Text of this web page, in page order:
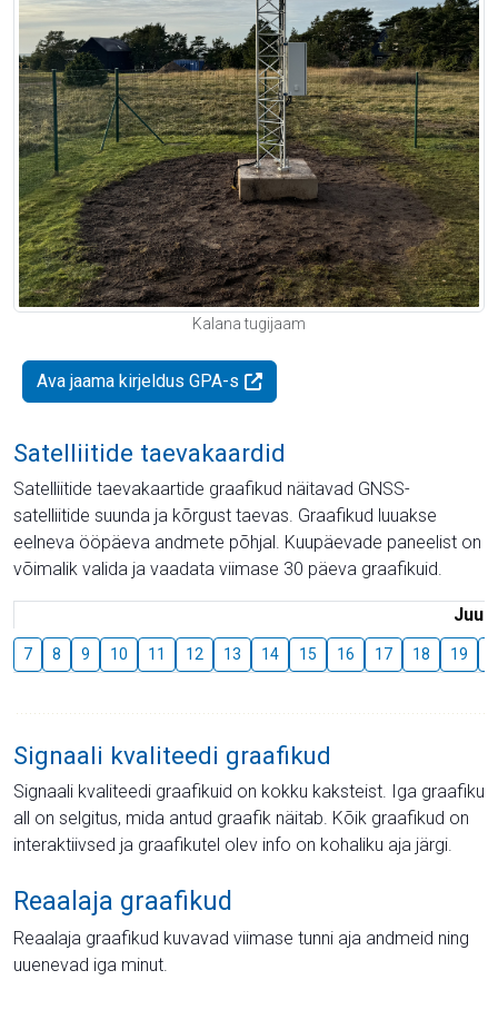
Kalana tugijaam
Ava jaama kirjeldus GPA-s
Satelliitide taevakaardid
Satelliitide taevakaartide graafikud näitavad GNSS-
satelliitide suunda ja kõrgust taevas. Graafikud luuakse
eelneva ööpäeva andmete põhjal. Kuupäevade paneelist on
võimalik valida ja vaadata viimase 30 päeva graafikuid.
Juuli
7 8 9 10 11 12 13 14 15 16 17 18 19
Signaali kvaliteedi graafikud
Signaali kvaliteedi graafikuid on kokku kaksteist. Iga graafiku
all on selgitus, mida antud graafik näitab. Kõik graafikud on
interaktiivsed ja graafikutel olev info on kohaliku aja järgi.
Reaalaja graafikud
Reaalaja graafikud kuvavad viimase tunni aja andmeid ning
uuenevad iga minut.